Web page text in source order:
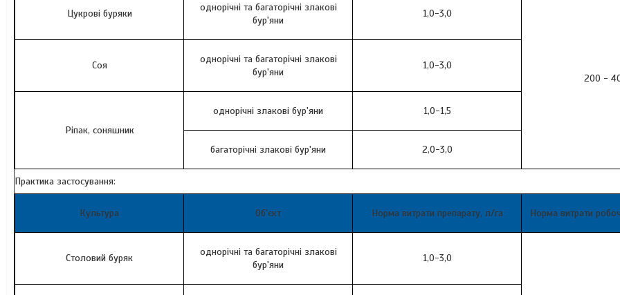
Цукрові буряки
однорічні та багаторічні злакові
бур'яни
1,0-3,0
200 -
Соя
однорічні та багаторічні злакові
бур'яни
1,0-3,0
Ріпак, соняшник
однорічні злакові бур'яни 1,0-1,5
багаторічні злакові бур'яни 2,0-3,0
Практика застосування:
Культура Об'єкт Норма витрати препарату, л/га Норма витрати
Столовий буряк
однорічні та багаторічні злакові
бур'яни
1,0-3,0